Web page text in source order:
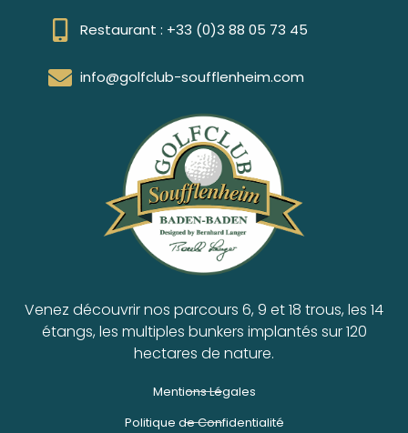
Restaurant : +33 (0)3 88 05 73 45
info@golfclub-soufflenheim.com
Venez découvrir nos parcours 6, 9 et 18 trous, les 14
étangs, les multiples bunkers implantés sur 120
hectares de nature.
Mentions Légales
Politique de Confidentialité